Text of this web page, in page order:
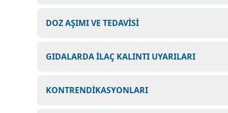
DOZ AŞIMI VE TEDAVİSİ
GIDALARDA İLAÇ KALINTI UYARILARI
KONTRENDİKASYONLARI